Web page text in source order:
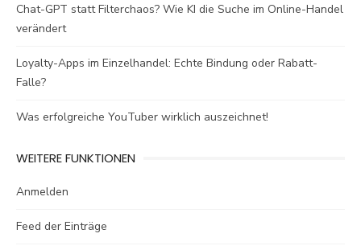
Chat-GPT statt Filterchaos? Wie KI die Suche im Online-Handel
verändert
Loyalty-Apps im Einzelhandel: Echte Bindung oder Rabatt-
Falle?
Was erfolgreiche YouTuber wirklich auszeichnet!
WEITERE FUNKTIONEN
Anmelden
Feed der Einträge